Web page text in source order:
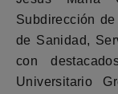
Subdirección
de Sanidad,
con
Universitario